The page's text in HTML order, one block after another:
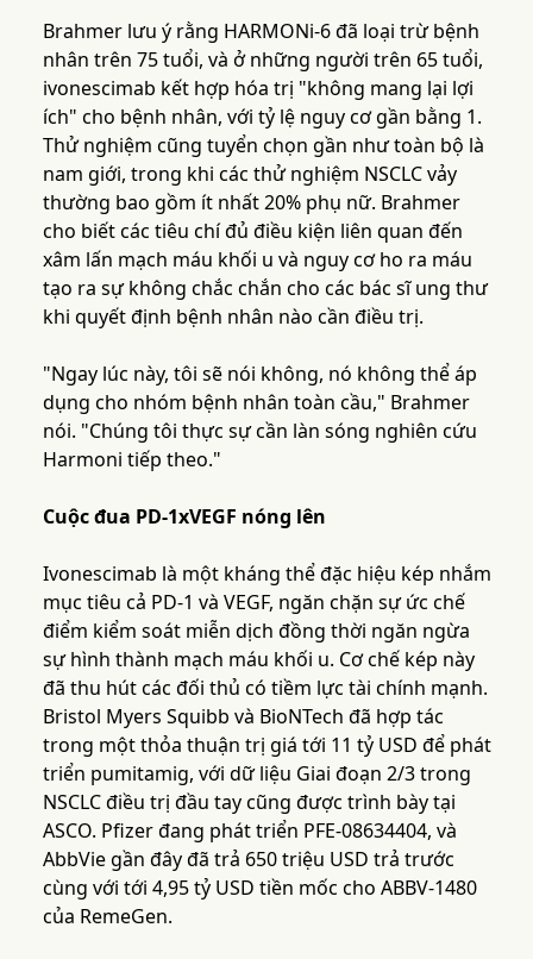
Brahmer lưu ý rằng HARMONi-6 đã loại trừ bệnh
nhân trên 75 tuổi, và ở những người trên 65 tuổi,
ivonescimab kết hợp hóa trị "không mang lại lợi
ích" cho bệnh nhân, với tỷ lệ nguy cơ gần bằng 1.
Thử nghiệm cũng tuyển chọn gần như toàn bộ là
nam giới, trong khi các thử nghiệm NSCLC vảy
thường bao gồm ít nhất 20% phụ nữ. Brahmer
cho biết các tiêu chí đủ điều kiện liên quan đến
xâm lấn mạch máu khối u và nguy cơ ho ra máu
tạo ra sự không chắc chắn cho các bác sĩ ung thư
khi quyết định bệnh nhân nào cần điều trị.
"Ngay lúc này, tôi sẽ nói không, nó không thể áp
dụng cho nhóm bệnh nhân toàn cầu," Brahmer
nói. "Chúng tôi thực sự cần làn sóng nghiên cứu
Harmoni tiếp theo."
Cuộc đua PD-1xVEGF nóng lên
Ivonescimab là một kháng thể đặc hiệu kép nhắm
mục tiêu cả PD-1 và VEGF, ngăn chặn sự ức chế
điểm kiểm soát miễn dịch đồng thời ngăn ngừa
sự hình thành mạch máu khối u. Cơ chế kép này
đã thu hút các đối thủ có tiềm lực tài chính mạnh.
Bristol Myers Squibb và BioNTech đã hợp tác
trong một thỏa thuận trị giá tới 11 tỷ USD để phát
triển pumitamig, với dữ liệu Giai đoạn 2/3 trong
NSCLC điều trị đầu tay cũng được trình bày tại
ASCO. Pfizer đang phát triển PFE-08634404, và
AbbVie gần đây đã trả 650 triệu USD trả trước
cùng với tới 4,95 tỷ USD tiền mốc cho ABBV-1480
của RemeGen.